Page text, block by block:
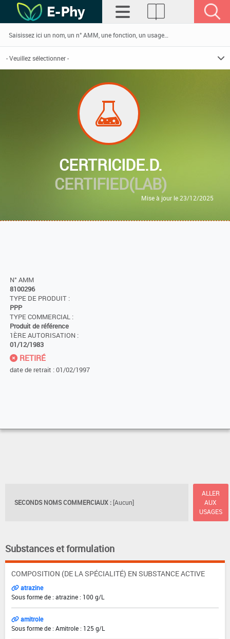
CERTRICIDE.D.
CERTIFIED(LAB)
Mise à jour le 23/12/2025
N° AMM
8100296
TYPE DE PRODUIT :
PPP
TYPE COMMERCIAL :
Produit de référence
1ÈRE AUTORISATION :
01/12/1983
RETIRÉ
date de retrait : 01/02/1997
SECONDS NOMS COMMERCIAUX : [Aucun]
ALLER
AUX
USAGES
Substances et formulation
COMPOSITION (DE LA SPÉCIALITÉ) EN SUBSTANCE ACTIVE
atrazine
Sous forme de : atrazine : 100 g/L
amitrole
Sous forme de : Amitrole : 125 g/L